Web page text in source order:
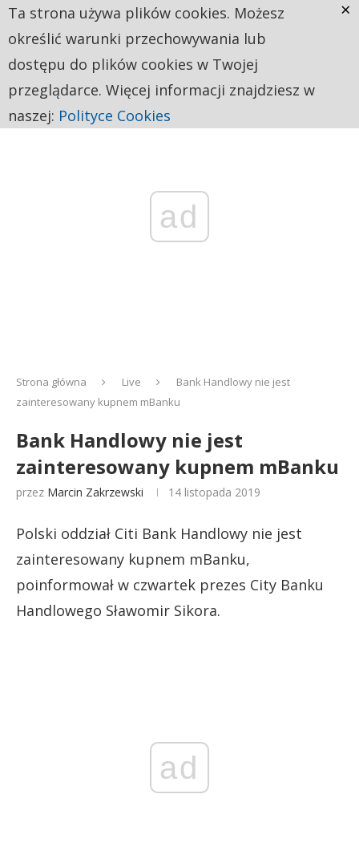
ad
Strona główna Live
Bank Handlowy nie jest
zainteresowany kupnem mBanku
Bank Handlowy nie jest
zainteresowany kupnem mBanku
przez Marcin Zakrzewski 14 listopada 2019
Polski oddział Citi Bank Handlowy nie jest
zainteresowany kupnem mBanku,
poinformował w czwartek prezes City Banku
Handlowego Sławomir Sikora.
ad
Ta strona używa plików cookies. Możesz
określić warunki przechowywania lub
dostępu do plików cookies w Twojej
przeglądarce. Więcej informacji znajdziesz w
naszej: Polityce Cookies
×